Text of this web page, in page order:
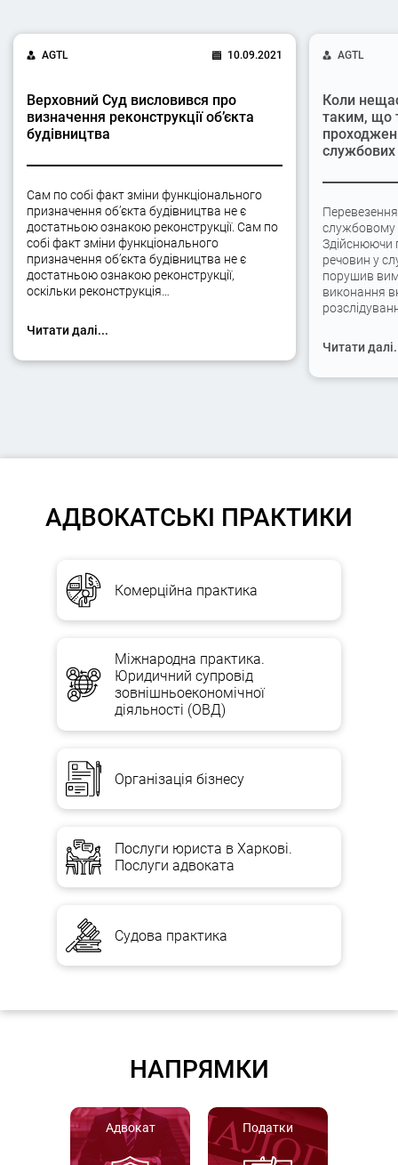
AGTL 10.09.2021
Верховний Суд висловився про
визначення реконструкції об’єкта
будівництва
Сам по собі факт зміни функціонального
призначення об’єкта будівництва не є
достатньою ознакою реконструкції. Сам по
собі факт зміни функціонального
призначення об’єкта будівництва не є
достатньою ознакою реконструкції,
оскільки реконструкція…
Читати далі...
AGTL
Коли
таким, що
службових
службовому
Здійснюючи
речовин у
порушив
виконання
Читати
АДВОКАТСЬКІ ПРАКТИКИ
Комерційна практика
Міжнародна практика.
Юридичний супровід
зовнішньоекономічної
діяльності (ОВД)
Організація бізнесу
Послуги юриста в Харкові.
Послуги адвоката
Судова практика
НАПРЯМКИ
Адвокат Податки